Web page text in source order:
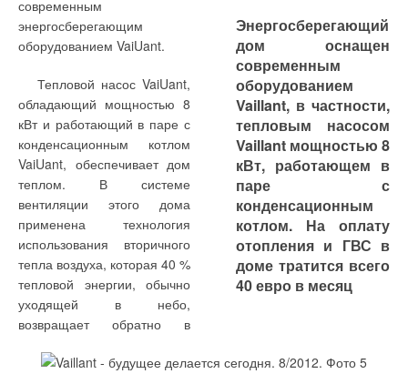
современным
энергосберегающим
оборудованием VaiUant.
Тепловой насос VaiUant,
обладающий мощностью 8
кВт и работающий в паре с
конденсационным котлом
VaiUant, обеспечивает дом
теплом. В системе
вентиляции этого дома
применена технология
использования вторичного
тепла воздуха, которая 40 %
тепловой энергии, обычно
уходящей в небо,
возвращает обратно в
Энергосберегающий
дом оснащен
современным
оборудованием
Vaillant, в частности,
тепловым насосом
Vaillant мощностью 8
кВт, работающем в
паре с
конденсационным
котлом. На оплату
отопления и ГВС в
доме тратится всего
40 евро в месяц
составлена из несущего
каркасного корпуса блока и
выдвигающейся вбок секции
боковой панели закреплен
блок управления питанием
с уже подключенными
высоковольтными кабелями.
Сами лампы поставляются
отдельно от БОВа в
картонной коробке и
монтируются на месте в
блок, собранный в составе
КЦКП, таким образом,
обеспечивается
бактерицидный поток
лампы.
Расчет количества ламп
проводится по двум
параметрам: категории
помещения по нормативу и
количеству
обрабатываемого воздуха в
1000 м3/ч.
ГОСТ31311–2005
давление воздуха
или воды,
используемое для
проверки
радиаторов
Возможные ошибки
сборщика при
самостоятельной
перекомпоновке связаны с
выбором герметизирующей
прокладки: использовать
старую или установить
новую. В первом случае
прокладка может не
обеспечить герметизацию,
так как произошла ее малая
необратимая деформация;
Выделим основные: форма
— габариты, размер и
расположение каналов,
поверхностей
теплопереноса;
конструктивный материал —
алюминиевый сплав, сталь,
чугун; технология
производства — литье в
песчаные формы, литье под
высоким давлением,
экструзия, листовая
штамповка, гибка,
дорнование труб, сварка.
оборудования,